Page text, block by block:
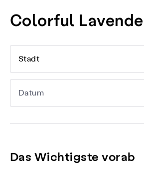
Colorful
Stadt
Datum
Das Wichtigste vorab